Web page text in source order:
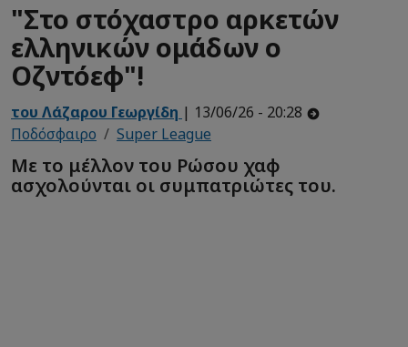
"Στο στόχαστρο αρκετών
ελληνικών ομάδων ο
Οζντόεφ"!
του Λάζαρου Γεωργίδη | 13/06/26 - 20:28
Ποδόσφαιρο
Super League
Με το μέλλον του Ρώσου χαφ
ασχολούνται οι συμπατριώτες του.